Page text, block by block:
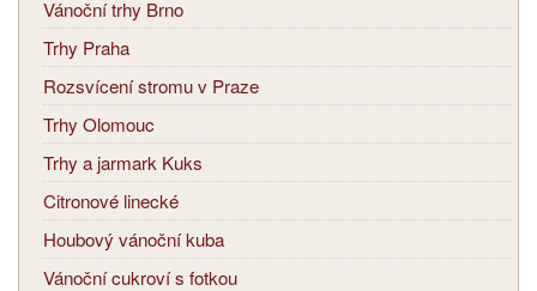
Vánoční trhy Brno
Trhy Praha
Rozsvícení stromu v Praze
Trhy Olomouc
Trhy a jarmark Kuks
Citronové linecké
Houbový vánoční kuba
Vánoční cukroví s fotkou